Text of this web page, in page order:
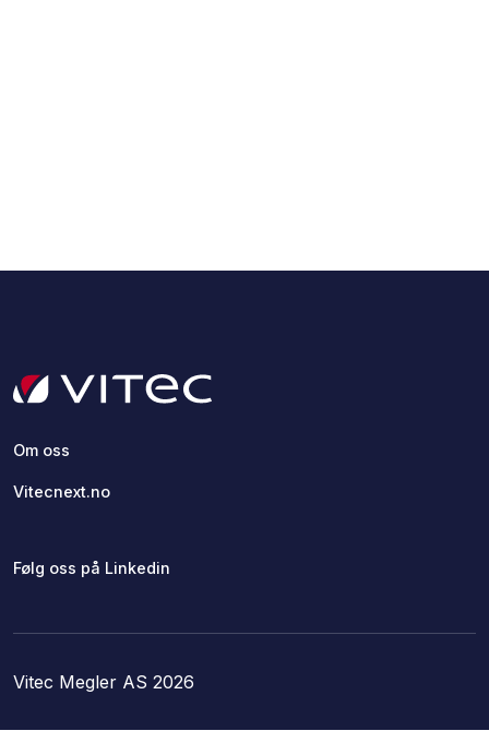
Om oss
Vitecnext.no
Følg oss på Linkedin
Vitec Megler AS 2026